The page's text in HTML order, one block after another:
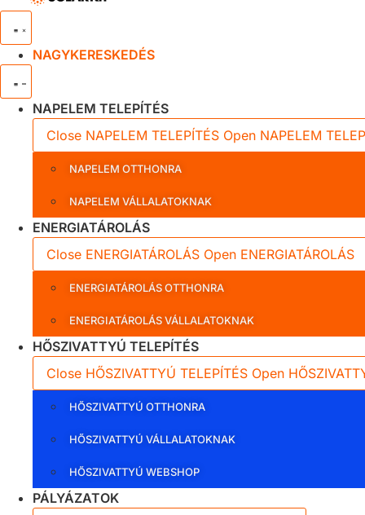
NAGYKERESKEDÉS
NAPELEM TELEPÍTÉS
Close NAPELEM TELEPÍTÉS Open NAPELEM
NAPELEM OTTHONRA
NAPELEM VÁLLALATOKNAK
ENERGIATÁROLÁS
Close ENERGIATÁROLÁS Open ENERGIATÁROLÁS
ENERGIATÁROLÁS OTTHONRA
ENERGIATÁROLÁS VÁLLALATOKNAK
HŐSZIVATTYÚ TELEPÍTÉS
Close HŐSZIVATTYÚ TELEPÍTÉS Open
HŐSZIVATTYÚ OTTHONRA
HŐSZIVATTYÚ VÁLLALATOKNAK
HŐSZIVATTYÚ WEBSHOP
PÁLYÁZATOK